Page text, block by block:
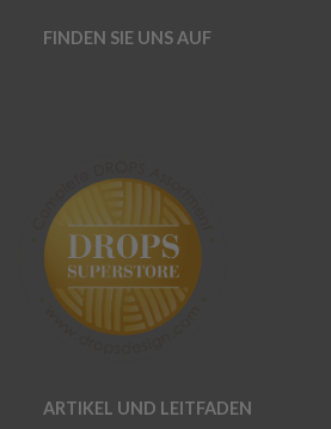
FINDEN SIE UNS AUF
ARTIKEL UND LEITFADEN